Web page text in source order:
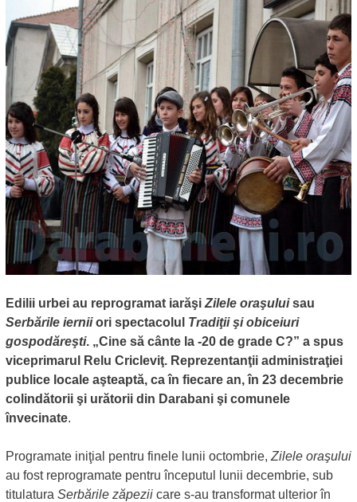
Edilii urbei au reprogramat iarăşi Zilele oraşuluisau
Serbările ierniiori spectacolul Tradiţii şi obiceiuri
gospodăreşti. „Cine să cânte la -20 de grade C?” a spus
viceprimarul Relu Cricleviţ. Reprezentanţii administraţiei
publice locale aşteaptă, ca în fiecare an, în 23 decembrie
colindătorii şi urătorii din Darabani şi comunele
învecinate.
Programate iniţial pentru finele lunii octombrie, Zilele oraşului
au fost reprogramate pentru începutul lunii decembrie, sub
titulatura Serbările zăpezii care s-au transformat ulterior în